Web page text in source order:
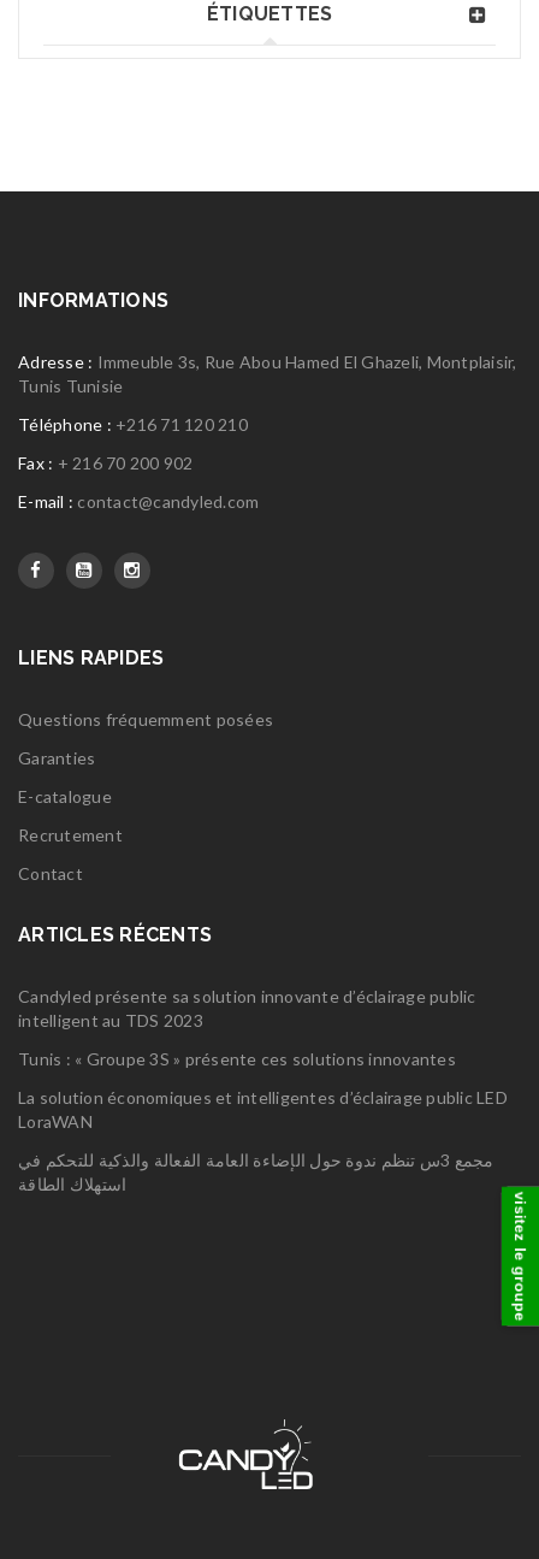
ÉTIQUETTES
INFORMATIONS
Adresse : Immeuble 3s, Rue Abou Hamed El Ghazeli, Montplaisir,
Tunis Tunisie
Téléphone : +216 71 120 210
Fax : + 216 70 200 902
E-mail : contact@candyled.com
LIENS RAPIDES
Questions fréquemment posées
Garanties
E-catalogue
Recrutement
Contact
ARTICLES RÉCENTS
Candyled présente sa solution innovante d’éclairage public
intelligent au TDS 2023
Tunis : « Groupe 3S » présente ces solutions innovantes
La solution économiques et intelligentes d’éclairage public LED
LoraWAN
مجمع 3س تنظم ندوة حول الإضاءة العامة الفعالة والذكية للتحكم في
استهلاك الطاقة
visitez le groupe